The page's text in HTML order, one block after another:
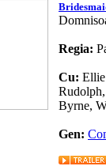
Regia:
Cu:
Byrne,
Gen: